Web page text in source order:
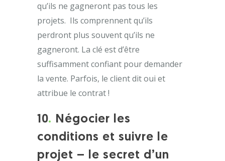
qu’ils ne gagneront pas tous les
projets. Ils comprennent qu’ils
perdront plus souvent qu’ils ne
gagneront. La clé est d’être
suffisamment confiant pour demander
la vente. Parfois, le client dit oui et
attribue le contrat !
10. Négocier les
conditions et suivre le
projet – le secret d’un